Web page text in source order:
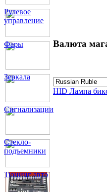
Рулевое
управление
Фары
Зеркала
Сигнализации
Стекло-
подъемники
Тюнинг авто
Валюта
HID Лампа